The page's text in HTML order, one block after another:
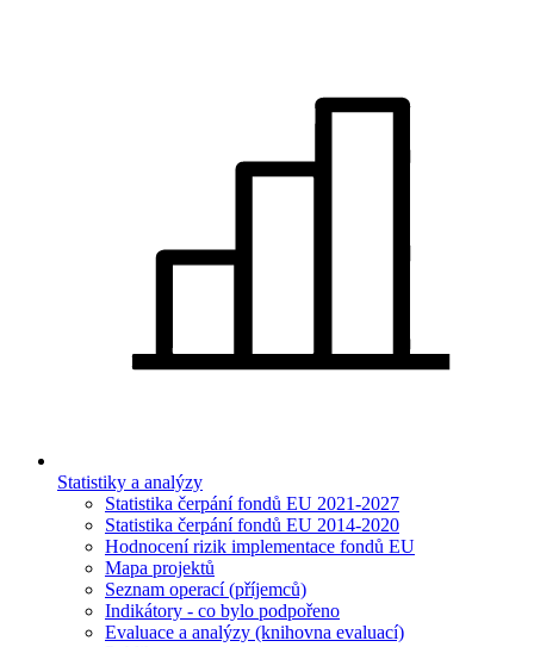
Statistiky a analýzy
Statistika čerpání fondů EU 2021-2027
Statistika čerpání fondů EU 2014-2020
Hodnocení rizik implementace fondů EU
Mapa projektů
Seznam operací (příjemců)
Indikátory - co bylo podpořeno
Evaluace a analýzy (knihovna evaluací)